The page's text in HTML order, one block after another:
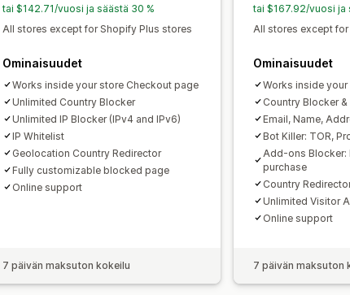
tai $142.71/vuosi ja säästä 30 %
All stores except for Shopify Plus stores
Ominaisuudet
Works inside your store Checkout page
Unlimited Country Blocker
Unlimited IP Blocker (IPv4 and IPv6)
IP Whitelist
Geolocation Country Redirector
Fully customizable blocked page
Online support
7 päivän maksuton kokeilu
tai $167.92/vuosi ja
All stores except
Ominaisuudet
Works inside
Country Blocker
Email, Name,
Bot Killer: TOR,
Add-ons Blocker:
purchase
Country
Unlimited Visitor
Online support
7 päivän maksuton